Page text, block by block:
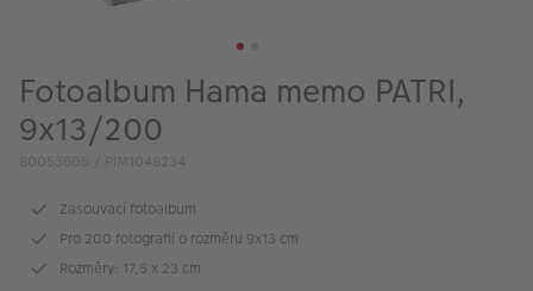
Fotoprodukty
Fotoalbum Hama memo PATRI,
9x13/200
80053605 / PIM1048234
Zasouvací fotoalbum
Pro 200 fotografií o rozměru 9x13 cm
Rozměry: 17,5 x 23 cm